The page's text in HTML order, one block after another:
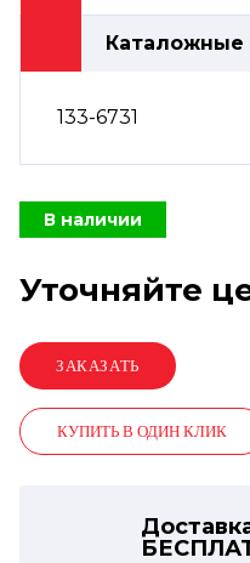
Каталожные
133-6731
В наличии
Уточняйте
КУПИТЬ В ОДИН КЛИК